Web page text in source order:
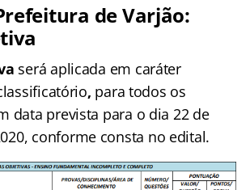
de Varjão:
será aplicada em caráter
, para todos os
data prevista para o dia 22 de
conforme consta no edital.